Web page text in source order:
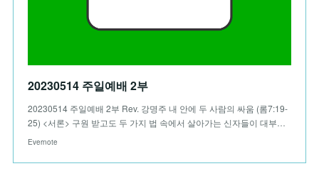
20230514 주일예배 2부
20230514 주일예배 2부 Rev. 강명주 내 안에 두 사람의 싸움 (롬7:19-
25) <서론> 구원 받고도 두 가지 법 속에서 살아가는 신자들이 대부…
Evernote